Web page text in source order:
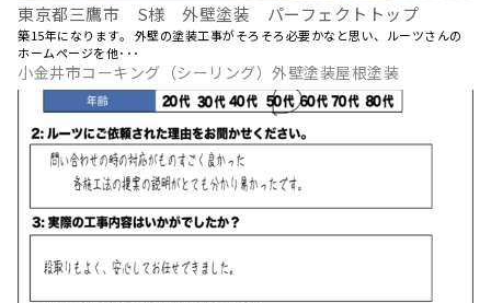
東京都三鷹市 S様 外壁塗装 パーフェクトトップ
築15年になります。 外壁の塗装工事がそろそろ必要かなと思い、ルーツさんの
ホームページを他･･･
小金井市コーキング（シーリング）外壁塗装屋根塗装